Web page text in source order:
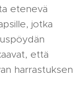
etenevä
jotka
että
harrastuksen